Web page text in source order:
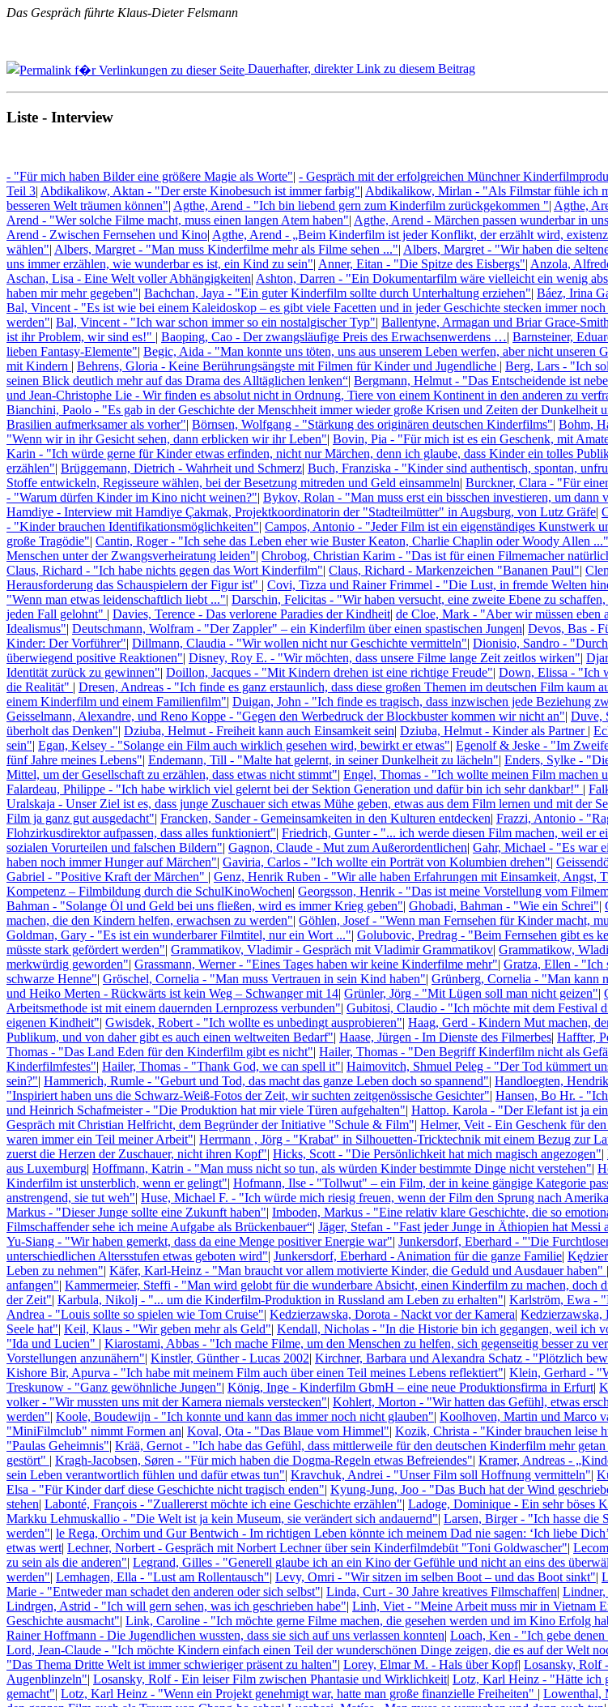
Das Gespräch führte Klaus-Dieter Felsmann
Dauerhafter, direkter Link zu diesem Beitrag
Liste - Interview
- "Für mich haben Bilder eine größere Magie als Worte"| - Gespräch mit der erfolgreichen Münchner
Teil 3| Abdikalikow, Aktan - "Der erste Kinobesuch ist immer farbig"| Abdikalikow, Mirlan - "Als Filmstar fühle ich
besseren Welt träumen können"| Agthe, Arend - "Ich bin liebend gern zum Kinderfilm zurückgekommen "| Agthe,
Arend - "Wer solche Filme macht, muss einen langen Atem haben"| Agthe, Arend - Märchen passen wunderbar in
Arend - Zwischen Fernsehen und Kino| Agthe, Arend - „Beim Kinderfilm ist jeder Konflikt, der erzählt wird,
wählen"| Albers, Margret - "Man muss Kinderfilme mehr als Filme sehen ..."| Albers, Margret - "Wir haben die
uns immer erzählen, wie wunderbar es ist, ein Kind zu sein"| Anner, Eitan - "Die Spitze des Eisbergs"| Anzola,
Aschan, Lisa - Eine Welt voller Abhängigkeiten| Ashton, Darren - "Ein Dokumentarfilm wäre vielleicht ein wenig
haben mir mehr gegeben"| Bachchan, Jaya - "Ein guter Kinderfilm sollte durch Unterhaltung erziehen"| Báez, Irina
Bal, Vincent - "Es ist wie bei einem Kaleidoskop – es gibt viele Facetten und in jeder Geschichte stecken immer
werden"| Bal, Vincent - "Ich war schon immer so ein nostalgischer Typ"| Ballentyne, Armagan und Briar Grace-
ist ihr Problem, wir sind es!" | Baoping, Cao - Der zwangsläufige Preis des Erwachsenwerdens …| Barnsteiner,
lieben Fantasy-Elemente"| Begic, Aida - "Man konnte uns töten, uns aus unserem Leben werfen, aber nicht unseren
mit Kindern | Behrens, Gloria - Keine Berührungsängste mit Filmen für Kinder und Jugendliche | Berg, Lars - "Ich
seinen Blick deutlich mehr auf das Drama des Alltäglichen lenken“| Bergmann, Helmut - "Das Entscheidende ist
und Jean-Christophe Lie - Wir finden es absolut nicht in Ordnung, Tiere von einem Kontinent in den anderen zu
Bianchini, Paolo - "Es gab in der Geschichte der Menschheit immer wieder große Krisen und Zeiten der Dunkelheit
Brasilien aufmerksamer als vorher"| Börnsen, Wolfgang - "Stärkung des originären deutschen Kinderfilms"| Bohm,
"Wenn wir in ihr Gesicht sehen, dann erblicken wir ihr Leben"| Bovin, Pia - "Für mich ist es ein Geschenk, mit
Karin - "Ich würde gerne für Kinder etwas erfinden, nicht nur Märchen, denn ich glaube, dass Kinder ein tolles
erzählen"| Brüggemann, Dietrich - Wahrheit und Schmerz| Buch, Franziska - "Kinder sind authentisch, spontan,
Stoffe entwickeln, Regisseure wählen, bei der Besetzung mitreden und Geld einsammeln| Burckner, Clara - "Für
- "Warum dürfen Kinder im Kino nicht weinen?"| Bykov, Rolan - "Man muss erst ein bisschen investieren, um dann
Hamdiye - Interview mit Hamdiye Çakmak, Projektkoordinatorin der "Stadteilmütter" in Augsburg, von Lutz Gräfe|
- "Kinder brauchen Identifikationsmöglichkeiten"| Campos, Antonio - "Jeder Film ist ein eigenständiges Kunstwerk
große Tragödie"| Cantin, Roger - "Ich sehe das Leben eher wie Buster Keaton, Charlie Chaplin oder Woody Allen ..."
Menschen unter der Zwangsverheiratung leiden"| Chrobog, Christian Karim - "Das ist für einen Filmemacher
Claus, Richard - "Ich habe nichts gegen das Wort Kinderfilm"| Claus, Richard - Markenzeichen "Bananen Paul"|
Herausforderung das Schauspielern der Figur ist" | Covi, Tizza und Rainer Frimmel - "Die Lust, in fremde Welten
"Wenn man etwas leidenschaftlich liebt ..."| Darschin, Felicitas - "Wir haben versucht, eine zweite Ebene zu
jeden Fall gelohnt" | Davies, Terence - Das verlorene Paradies der Kindheit| de Cloe, Mark - "Aber wir müssen eben
Idealismus"| Deutschmann, Wolfram - "Der Zappler" – ein Kinderfilm über einen spastischen Jungen| Devos, Bas -
Kinder: Der Vorführer"| Dillmann, Claudia - "Wir wollen nicht nur Geschichte vermitteln"| Dionisio, Sandro -
überwiegend positive Reaktionen"| Disney, Roy E. - "Wir möchten, dass unsere Filme lange Zeit zeitlos wirken"|
Identität zurück zu gewinnen"| Doillon, Jacques - "Mit Kindern drehen ist eine richtige Freude"| Down, Elissa - "Ich
die Realität" | Dresen, Andreas - "Ich finde es ganz erstaunlich, dass diese großen Themen im deutschen Film kaum
einem Kinderfilm und einem Familienfilm"| Duigan, John - "Ich finde es tragisch, dass inzwischen jede Beziehung
Geisselmann, Alexandre, und Reno Koppe - "Gegen den Werbedruck der Blockbuster kommen wir nicht an"| Duve,
überholt das Denken"| Dziuba, Helmut - Freiheit kann auch Einsamkeit sein| Dziuba, Helmut - Kinder als Partner |
sein"| Egan, Kelsey - "Solange ein Film auch wirklich gesehen wird, bewirkt er etwas"| Egenolf & Jeske - "Im
fünf Jahre meines Lebens"| Endemann, Till - "Malte hat gelernt, in seiner Dunkelheit zu lächeln"| Enders, Sylke -
Mittel, um der Gesellschaft zu erzählen, dass etwas nicht stimmt"| Engel, Thomas - "Ich wollte meinen Film machen
Falardeau, Philippe - "Ich habe wirklich viel gelernt bei der Sektion Generation und dafür bin ich sehr dankbar!" |
Uralskaja - Unser Ziel ist es, dass junge Zuschauer sich etwas Mühe geben, etwas aus dem Film lernen und mit der
Film ja ganz gut ausgedacht"| Francken, Sander - Gemeinsamkeiten in den Kulturen entdecken| Frazzi, Antonio -
Flohzirkusdirektor aufpassen, dass alles funktioniert"| Friedrich, Gunter - "... ich werde diesen Film machen, weil er
sozialen Vorurteilen und falschen Bildern"| Gagnon, Claude - Mut zum Außerordentlichen| Gahr, Michael - "Es war
haben noch immer Hunger auf Märchen"| Gaviria, Carlos - "Ich wollte ein Porträt von Kolumbien drehen"|
Gabriel - "Positive Kraft der Märchen" | Genz, Henrik Ruben - "Wir alle haben Erfahrungen mit Einsamkeit, Angst,
Kompetenz – Filmbildung durch die SchulKinoWochen| Georgsson, Henrik - "Das ist meine Vorstellung vom
Bahman - "Solange Öl und Geld bei uns fließen, wird es immer Krieg geben"| Ghobadi, Bahman - "Wie ein Schrei"|
machen, die den Kindern helfen, erwachsen zu werden"| Göhlen, Josef - "Wenn man Fernsehen für Kinder macht,
Goldman, Gary - "Es ist ein wunderbarer Filmtitel, nur ein Wort ..."| Golubovic, Predrag - "Beim Fernsehen gibt es
müsste stark gefördert werden"| Grammatikov, Vladimir - Gespräch mit Vladimir Grammatikov| Grammatikow,
merkwürdig geworden"| Grassmann, Werner - "Eines Tages haben wir keine Kinderfilme mehr"| Gratza, Ellen - "Ich
schwarze Henne"| Gröschel, Cornelia - "Man muss Vertrauen in sein Kind haben"| Grünberg, Cornelia - "Man kann
und Heiko Merten - Rückwärts ist kein Weg – Schwanger mit 14| Grünler, Jörg - "Mit Lügen soll man nicht geizen"|
Arbeitsmethode ist mit einem dauernden Lernprozess verbunden"| Gubitosi, Claudio - "Ich möchte mit dem Festival
eigenen Kindheit"| Gwisdek, Robert - "Ich wollte es unbedingt ausprobieren"| Haag, Gerd - Kindern Mut machen,
Publikum, und von daher gibt es auch einen weltweiten Bedarf"| Haase, Jürgen - Im Dienste des Filmerbes| Haffter,
Thomas - "Das Land Eden für den Kinderfilm gibt es nicht"| Hailer, Thomas - "Den Begriff Kinderfilm nicht als
Kinderfilmfestes"| Hailer, Thomas - "Thank God, we can spell it"| Haimovitch, Shmuel Peleg - "Der Tod kümmert
sein?"| Hammerich, Rumle - "Geburt und Tod, das macht das ganze Leben doch so spannend"| Handloegten,
"Inspiriert haben uns die Schwarz-Weiß-Fotos der Zeit, wir suchten zeitgenössische Gesichter"| Hansen, Bo Hr. -
und Heinrich Schafmeister - "Die Produktion hat mir viele Türen aufgehalten"| Hattop. Karola - "Der Elefant ist ja
Gespräch mit Christian Helfricht, dem Begründer der Initiative "Schule & Film"| Helmer, Veit - Ein Geschenk für
waren immer ein Teil meiner Arbeit"| Herrmann , Jörg - "Krabat" in Silhouetten-Tricktechnik mit einem Bezug zur
zuerst die Herzen der Zuschauer, nicht ihren Kopf"| Hicks, Scott - "Die Persönlichkeit hat mich magisch angezogen"|
aus Luxemburg| Hoffmann, Katrin - "Man muss nicht so tun, als würden Kinder bestimmte Dinge nicht verstehen"|
Kinderfilm ist unsterblich, wenn er gelingt"| Hofmann, Ilse - "Tollwut" – ein Film, der in keine gängige Kategorie
anstrengend, sie tut weh"| Huse, Michael F. - "Ich würde mich riesig freuen, wenn der Film den Sprung nach
Markus - "Dieser Junge sollte eine Zukunft haben"| Imboden, Markus - "Eine relativ klare Geschichte, die so
Filmschaffender sehe ich meine Aufgabe als Brückenbauer“| Jäger, Stefan - "Fast jeder Junge in Äthiopien hat Messi
Yu-Siang - "Wir haben gemerkt, dass da eine Menge positiver Energie war"| Junkersdorf, Eberhard - "'Die
unterschiedlichen Altersstufen etwas geboten wird"| Junkersdorf, Eberhard - Animation für die ganze Familie|
Leben zu nehmen"| Käfer, Karl-Heinz - "Man braucht vor allem motivierte Kinder, die Geduld und Ausdauer haben" |
anfangen"| Kammermeier, Steffi - "Man wird gelobt für die wunderbare Absicht, einen Kinderfilm zu machen, doch
der Zeit"| Karbula, Nikolj - "... um die Kinderfilm-Produktion in Russland am Leben zu erhalten"| Karlström, Ewa -
Andrea - "Louis sollte so spielen wie Tom Cruise"| Kedzierzawska, Dorota - Nackt vor der Kamera| Kedzierzawska,
Seele hat"| Keil, Klaus - "Wir geben mehr als Geld"| Kendall, Nicholas - "In die Historie bin ich gegangen, weil ich
"Ida und Lucien" | Kiarostami, Abbas - "Ich mache Filme, um den Menschen zu helfen, sich gegenseitig besser zu
Vorstellungen anzunähern"| Kinstler, Günther - Lucas 2002| Kirchner, Barbara und Alexandra Schatz - "Plötzlich
Kishore Bir, Apurva - "Ich habe mit meinem Film auch über einen Teil meines Lebens reflektiert"| Klein, Gerhard -
Treskunow - "Ganz gewöhnliche Jungen"| König, Inge - Kinderfilm GbmH – eine neue Produktionsfirma in Erfurt|
volker - "Wir mussten uns mit der Kamera niemals verstecken"| Kohlert, Morton - "Wir hatten das Gefühl, etwas
werden"| Koole, Boudewijn - "Ich konnte und kann das immer noch nicht glauben"| Koolhoven, Martin und Marco
"MiniFilmclub" nimmt Formen an| Koval, Ota - "Das Blaue vom Himmel"| Kozik, Christa - "Kinder brauchen leise
"Paulas Geheimnis"| Krää, Gernot - "Ich habe das Gefühl, dass mittlerweile für den deutschen Kinderfilm mehr
gestört" | Kragh-Jacobsen, Søren - "Für mich haben die Dogma-Regeln etwas Befreiendes"| Kramer, Andreas -
sein Leben verantwortlich fühlen und dafür etwas tun"| Kravchuk, Andrei - "Unser Film soll Hoffnung vermitteln"|
Elsa - "Für Kinder darf diese Geschichte nicht tragisch enden"| Kyung-Jung, Joo - "Das Buch hat der Wind
stehen| Labonté, François - "Zuallererst möchte ich eine Geschichte erzählen"| Ladoge, Dominique - Ein sehr böses
Markku Lehmuskallio - "Die Welt ist ja kein Museum, sie verändert sich andauernd"| Larsen, Birger - "Ich hasse die
werden"| le Rega, Orchim und Gur Bentwich - Im richtigen Leben könnte ich meinem Dad nie sagen: ‘Ich liebe
etwas wert| Lechner, Norbert - Gespräch mit Norbert Lechner über sein Kinderfilmdebüt "Toni Goldwascher"|
zu sein als die anderen"| Legrand, Gilles - "Generell glaube ich an ein Kino der Gefühle und nicht an eins des
werden"| Lemhagen, Ella - "Lust am Rollentausch"| Levy, Omri - "Wir sitzen im selben Boot – und das Boot sinkt"|
Marie - "Entweder man schadet den anderen oder sich selbst"| Linda, Curt - 30 Jahre kreatives Filmschaffen| Lindner,
Lindrgen, Astrid - "Ich will gern sehen, was ich geschrieben habe"| Linh, Viet - "Meine Arbeit muss mir in Vietnam
Geschichte ausmacht"| Link, Caroline - "Ich möchte gerne Filme machen, die gesehen werden und im Kino Erfolg
Rainer Hoffmann - Die Jugendlichen wussten, dass sie sich auf uns verlassen konnten| Loach, Ken - "Ich gebe
Lord, Jean-Claude - "Ich möchte Kindern einfach einen Teil der wunderschönen Dinge zeigen, die es auf der Welt
"Das Thema Dritte Welt ist immer schwieriger präsent zu halten"| Lorey, Elmar M. - Hals über Kopf| Losansky, Rolf
Augenblinzeln"| Losansky, Rolf - Ein leiser Film zwischen Phantasie und Wirklichkeit| Lotz, Karl Heinz - "Hätte ich
gemacht"| Lotz, Karl Heinz - "Wenn ein Projekt genehmigt war, hatte man große finanzielle Freiheiten" | Lowenthal,